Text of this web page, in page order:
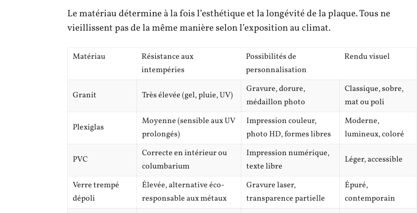
Le matériau détermine à la fois l’esthétique et la longévité de la plaque. Tous ne
vieillissent pas de la même manière selon l’exposition au climat.
Matériau
Résistance aux
intempéries
Possibilités de
personnalisation
Rendu visuel
Granit Très élevée (gel, pluie, UV)
Gravure, dorure,
médaillon photo
Classique, sobre,
mat ou poli
Plexiglas
Moyenne (sensible aux UV
prolongés)
Impression couleur,
photo HD, formes libres
Moderne,
lumineux, coloré
PVC
Correcte en intérieur ou
columbarium
Impression numérique,
texte libre
Léger, accessible
Verre trempé
dépoli
Élevée, alternative éco-
responsable aux métaux
Gravure laser,
transparence partielle
Épuré,
contemporain